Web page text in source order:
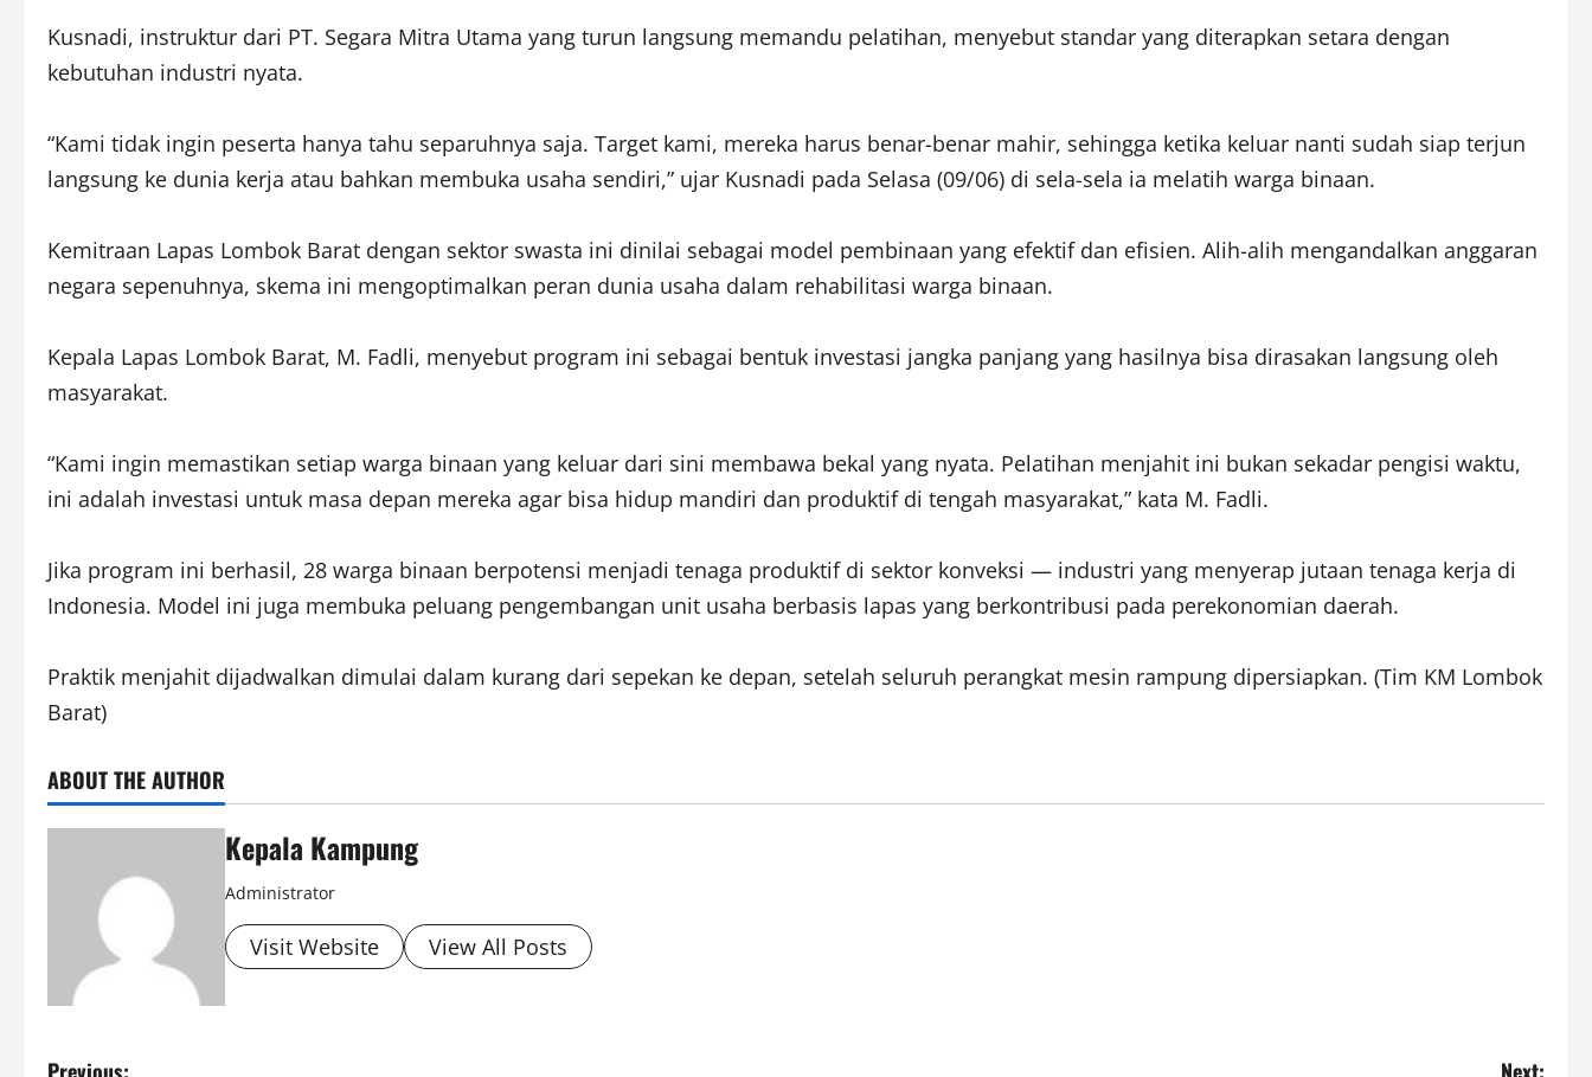
Kusnadi, instruktur dari PT. Segara Mitra Utama yang turun langsung memandu pelatihan, menyebut standar yang diterapkan setara dengan
kebutuhan industri nyata.
“Kami tidak ingin peserta hanya tahu separuhnya saja. Target kami, mereka harus benar-benar mahir, sehingga ketika keluar nanti sudah siap terjun
langsung ke dunia kerja atau bahkan membuka usaha sendiri,” ujar Kusnadi pada Selasa (09/06) di sela-sela ia melatih warga binaan.
Kemitraan Lapas Lombok Barat dengan sektor swasta ini dinilai sebagai model pembinaan yang efektif dan efisien. Alih-alih mengandalkan anggaran
negara sepenuhnya, skema ini mengoptimalkan peran dunia usaha dalam rehabilitasi warga binaan.
Kepala Lapas Lombok Barat, M. Fadli, menyebut program ini sebagai bentuk investasi jangka panjang yang hasilnya bisa dirasakan langsung oleh
masyarakat.
“Kami ingin memastikan setiap warga binaan yang keluar dari sini membawa bekal yang nyata. Pelatihan menjahit ini bukan sekadar pengisi waktu,
ini adalah investasi untuk masa depan mereka agar bisa hidup mandiri dan produktif di tengah masyarakat,” kata M. Fadli.
Jika program ini berhasil, 28 warga binaan berpotensi menjadi tenaga produktif di sektor konveksi — industri yang menyerap jutaan tenaga kerja di
Indonesia. Model ini juga membuka peluang pengembangan unit usaha berbasis lapas yang berkontribusi pada perekonomian daerah.
Praktik menjahit dijadwalkan dimulai dalam kurang dari sepekan ke depan, setelah seluruh perangkat mesin rampung dipersiapkan. (Tim KM Lombok
Barat)
ABOUT THE AUTHOR
Kepala Kampung
Administrator
Visit Website View All Posts